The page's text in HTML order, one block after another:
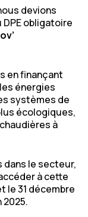
devions
obligatoire
en finançant
énergies
systèmes de
écologiques,
à
le secteur,
à cette
le 31 décembre